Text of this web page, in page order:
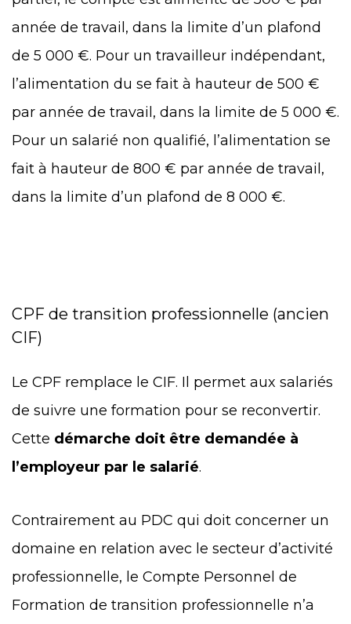
année de travail, dans la limite d’un plafond
de 5 000 €. Pour un travailleur indépendant,
l’alimentation du se fait à hauteur de 500 €
par année de travail, dans la limite de 5 000 €.
Pour un salarié non qualifié, l’alimentation se
fait à hauteur de 800 € par année de travail,
dans la limite d’un plafond de 8 000 €.
CPF de transition professionnelle (ancien
CIF)
Le CPF remplace le CIF. Il permet aux salariés
de suivre une formation pour se reconvertir.
Cette démarche doit être demandée à
l’employeur par le salarié.
Contrairement au PDC qui doit concerner un
domaine en relation avec le secteur d’activité
professionnelle, le Compte Personnel de
Formation de transition professionnelle n’a